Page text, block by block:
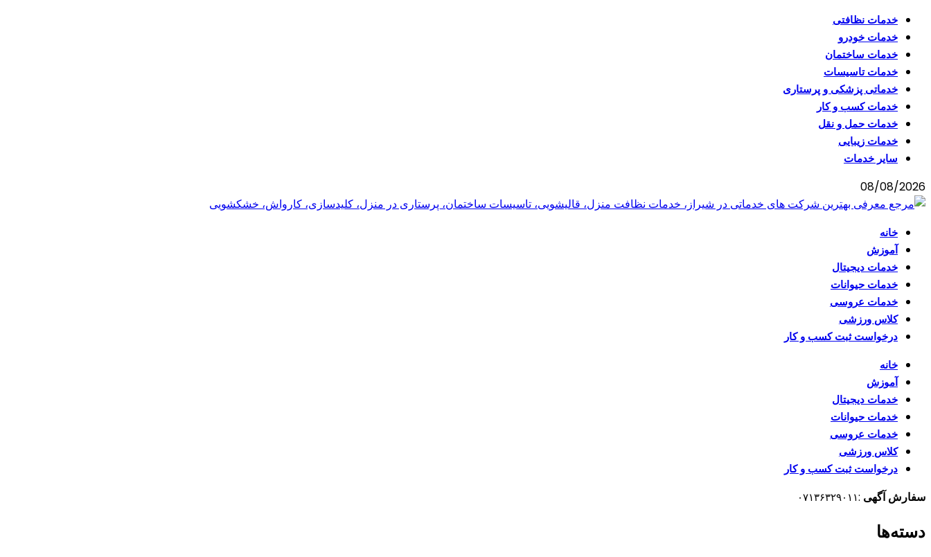
خدمات نظافتی
خدمات خودرو
خدمات ساختمان
خدمات تاسیسات
خدماتی پزشکی و پرستاری
خدمات کسب و کار
خدمات حمل و نقل
خدمات زیبایی
سایر خدمات
08/08/2026
خانه
آموزش
خدمات دیجیتال
خدمات حیوانات
خدمات عروسی
کلاس ورزشی
درخواست ثبت کسب و کار
خانه
آموزش
خدمات دیجیتال
خدمات حیوانات
خدمات عروسی
کلاس ورزشی
درخواست ثبت کسب و کار
سفارش آگهی :۰۷۱۳۶۳۲۹۰۱۱
دسته‌ها